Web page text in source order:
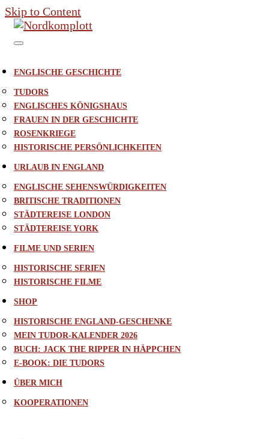
Skip to Content
ENGLISCHE GESCHICHTE
TUDORS
ENGLISCHES KÖNIGSHAUS
FRAUEN IN DER GESCHICHTE
ROSENKRIEGE
HISTORISCHE PERSÖNLICHKEITEN
URLAUB IN ENGLAND
ENGLISCHE SEHENSWÜRDIGKEITEN
BRITISCHE TRADITIONEN
STÄDTEREISE LONDON
STÄDTEREISE YORK
FILME UND SERIEN
HISTORISCHE SERIEN
HISTORISCHE FILME
SHOP
HISTORISCHE ENGLAND-GESCHENKE
MEIN TUDOR-KALENDER 2026
BUCH: JACK THE RIPPER IN HÄPPCHEN
E-BOOK: DIE TUDORS
ÜBER MICH
KOOPERATIONEN